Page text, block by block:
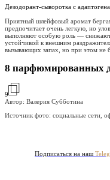
Дезодорант-сыворотка с
Приятный шлейфовый аромат
предпочитает очень легкую, но
выполняют особую роль — снижают
устойчивой к внешним
вызывающих запах, но при этом не
8 парфюмированных
9
Автор: Валерия Субботина
Источник фото: социальные сети,
Подписаться на наш